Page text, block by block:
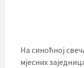
На синоћној
мјесних